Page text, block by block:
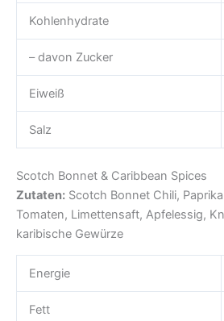
Kohlenhydrate
– davon Zucker
Eiweiß
Salz
Scotch Bonnet & Caribbean Spices
Zutaten: Scotch Bonnet Chili,
Tomaten, Limettensaft, Apfelessig,
karibische Gewürze
Energie
Fett